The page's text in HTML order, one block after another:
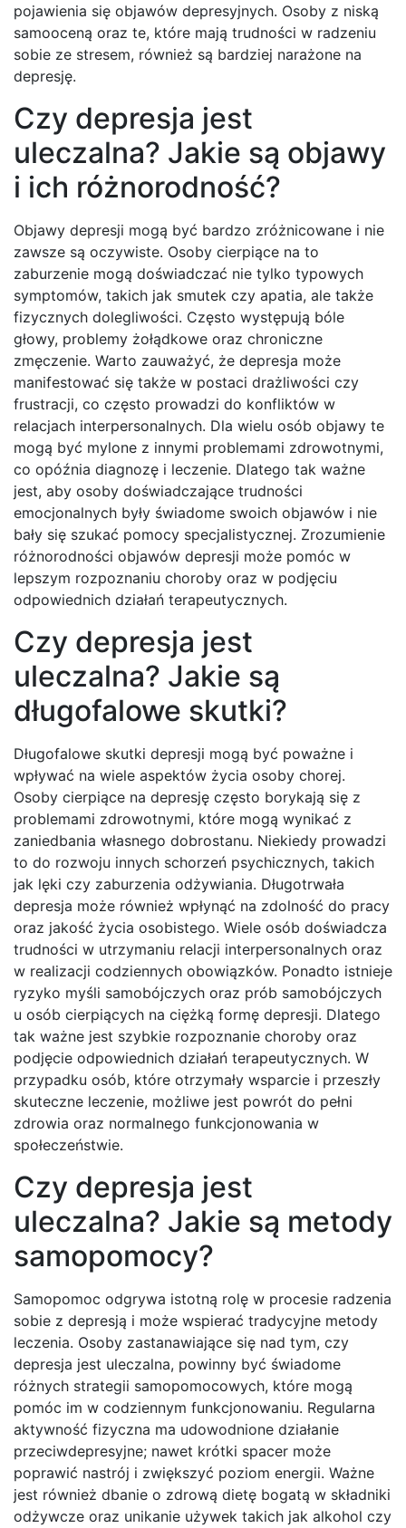
pojawienia się objawów depresyjnych. Osoby z niską
samooceną oraz te, które mają trudności w radzeniu
sobie ze stresem, również są bardziej narażone na
depresję.
Czy depresja jest
uleczalna? Jakie są objawy
i ich różnorodność?
Objawy depresji mogą być bardzo zróżnicowane i nie
zawsze są oczywiste. Osoby cierpiące na to
zaburzenie mogą doświadczać nie tylko typowych
symptomów, takich jak smutek czy apatia, ale także
fizycznych dolegliwości. Często występują bóle
głowy, problemy żołądkowe oraz chroniczne
zmęczenie. Warto zauważyć, że depresja może
manifestować się także w postaci drażliwości czy
frustracji, co często prowadzi do konfliktów w
relacjach interpersonalnych. Dla wielu osób objawy te
mogą być mylone z innymi problemami zdrowotnymi,
co opóźnia diagnozę i leczenie. Dlatego tak ważne
jest, aby osoby doświadczające trudności
emocjonalnych były świadome swoich objawów i nie
bały się szukać pomocy specjalistycznej. Zrozumienie
różnorodności objawów depresji może pomóc w
lepszym rozpoznaniu choroby oraz w podjęciu
odpowiednich działań terapeutycznych.
Czy depresja jest
uleczalna? Jakie są
długofalowe skutki?
Długofalowe skutki depresji mogą być poważne i
wpływać na wiele aspektów życia osoby chorej.
Osoby cierpiące na depresję często borykają się z
problemami zdrowotnymi, które mogą wynikać z
zaniedbania własnego dobrostanu. Niekiedy prowadzi
to do rozwoju innych schorzeń psychicznych, takich
jak lęki czy zaburzenia odżywiania. Długotrwała
depresja może również wpłynąć na zdolność do pracy
oraz jakość życia osobistego. Wiele osób doświadcza
trudności w utrzymaniu relacji interpersonalnych oraz
w realizacji codziennych obowiązków. Ponadto istnieje
ryzyko myśli samobójczych oraz prób samobójczych
u osób cierpiących na ciężką formę depresji. Dlatego
tak ważne jest szybkie rozpoznanie choroby oraz
podjęcie odpowiednich działań terapeutycznych. W
przypadku osób, które otrzymały wsparcie i przeszły
skuteczne leczenie, możliwe jest powrót do pełni
zdrowia oraz normalnego funkcjonowania w
społeczeństwie.
Czy depresja jest
uleczalna? Jakie są metody
samopomocy?
Samopomoc odgrywa istotną rolę w procesie radzenia
sobie z depresją i może wspierać tradycyjne metody
leczenia. Osoby zastanawiające się nad tym, czy
depresja jest uleczalna, powinny być świadome
różnych strategii samopomocowych, które mogą
pomóc im w codziennym funkcjonowaniu. Regularna
aktywność fizyczna ma udowodnione działanie
przeciwdepresyjne; nawet krótki spacer może
poprawić nastrój i zwiększyć poziom energii. Ważne
jest również dbanie o zdrową dietę bogatą w składniki
odżywcze oraz unikanie używek takich jak alkohol czy